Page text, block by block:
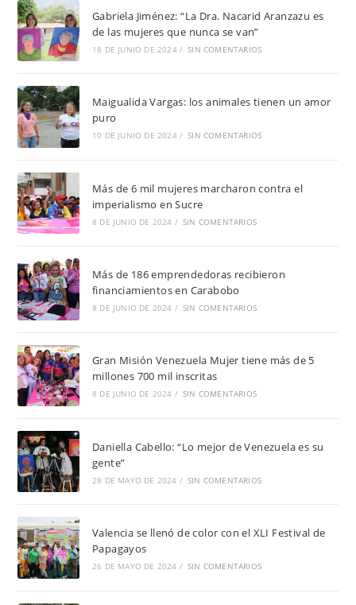
Gabriela Jiménez: “La Dra. Nacarid Aranzazu es
de las mujeres que nunca se van”
18 DE JUNIO DE 2024 / SIN COMENTARIOS
Maigualida Vargas: los animales tienen un amor
puro
10 DE JUNIO DE 2024 / SIN COMENTARIOS
Más de 6 mil mujeres marcharon contra el
imperialismo en Sucre
8 DE JUNIO DE 2024 / SIN COMENTARIOS
Más de 186 emprendedoras recibieron
financiamientos en Carabobo
8 DE JUNIO DE 2024 / SIN COMENTARIOS
Gran Misión Venezuela Mujer tiene más de 5
millones 700 mil inscritas
8 DE JUNIO DE 2024 / SIN COMENTARIOS
Daniella Cabello: “Lo mejor de Venezuela es su
gente”
28 DE MAYO DE 2024 / SIN COMENTARIOS
Valencia se llenó de color con el XLI Festival de
Papagayos
26 DE MAYO DE 2024 / SIN COMENTARIOS